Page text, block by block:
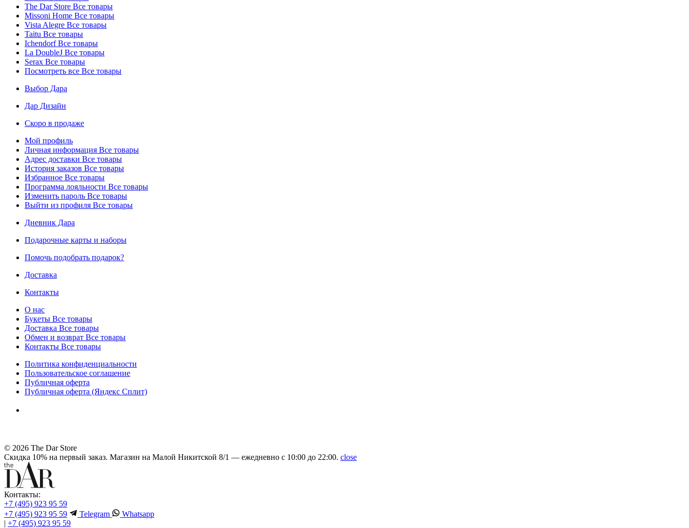
The Dar Store Все товары
Missoni Home Все товары
Vista Alegre Все товары
Taitu Все товары
IchendorfВсе товары
La DoubleJ Все товары
Serax Все товары
Посмотреть все Все товары
Выбор Дара
Дар Дизайн
Скоро в продаже
Мой профиль
Личная информация Все товары
Адрес доставки Все товары
История заказов Все товары
Избранное Все товары
Программа лояльности Все товары
Изменить пароль Все товары
Выйти из профиля Все товары
Дневник Дара
Подарочные карты и наборы
Помочь подобрать подарок?
Доставка
Контакты
О нас
Букеты Все товары
Доставка Все товары
Обмен и возврат Все товары
Контакты Все товары
Политика конфиденциальности
Пользовательское соглашение
Публичная оферта
Публичная оферта (Яндекс Сплит)
© 2026 The Dar Store
Скидка 10% на первый заказ. Магазин на Малой Никитской 8/1 — ежедневно с 10:00 до 22:00. close
Контакты:
+7 (495) 923 95 59
+7 (495) 923 95 59
Telegram
Whatsapp
| +7 (495) 923 95 59